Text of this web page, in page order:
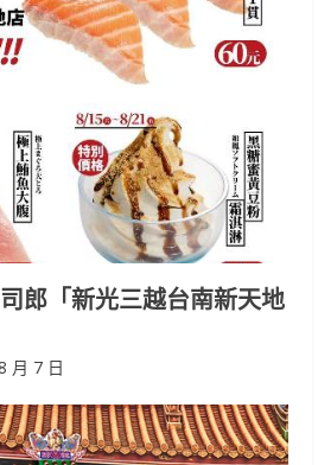
司郎「新光三越台南新天地
月 7 日